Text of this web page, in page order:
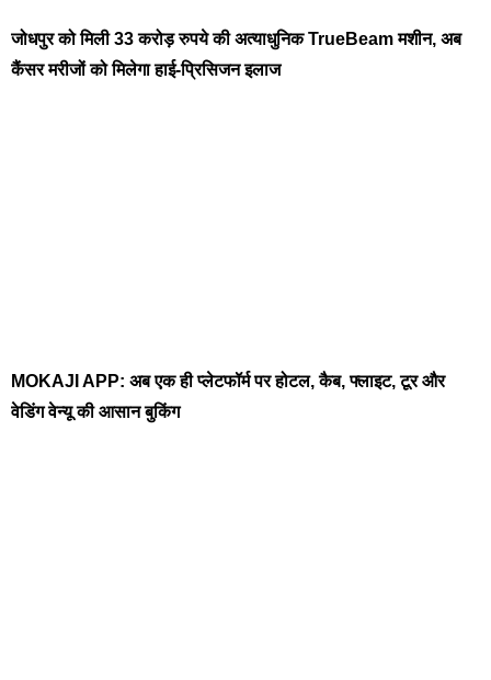
जोधपुर को मिली 33 करोड़ रुपये की अत्याधुनिक TrueBeam मशीन, अब
कैंसर मरीजों को मिलेगा हाई-प्रिसिजन इलाज
MOKAJI APP: अब एक ही प्लेटफॉर्म पर होटल, कैब, फ्लाइट, टूर और
वेडिंग वेन्यू की आसान बुकिंग